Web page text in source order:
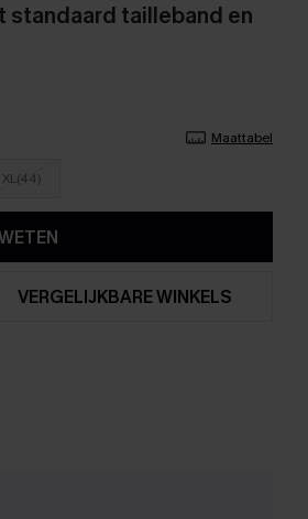
standaard tailleband en
Maattabel
XL(44)
VERGELIJKBARE WINKELS